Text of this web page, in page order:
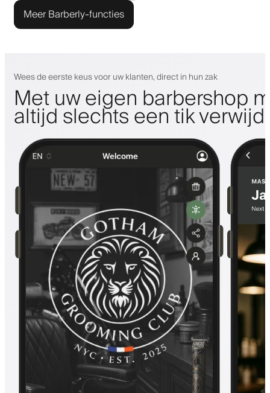
Meer Barberly-functies
Wees de eerste keus voor uw klanten, direct in hun zak
Met uw eigen barbershop
altijd slechts een tik